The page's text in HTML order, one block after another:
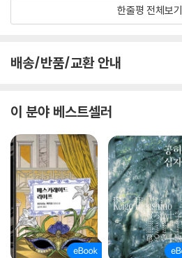
한줄평 전체보기
배송/반품/교환 안내
이 분야 베스트셀러